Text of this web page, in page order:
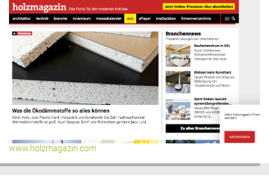
www.holzmagazin.com